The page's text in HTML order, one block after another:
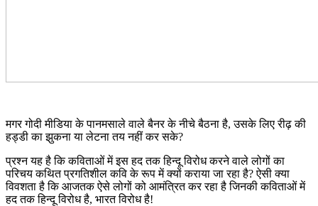
मगर गोदी मीडिया के पानमसाले वाले बैनर के नीचे बैठना है, उसके लिए रीढ़ की
हड्डी का झुकना या लेटना तय नहीं कर सके?
प्रश्न यह है कि कविताओं में इस हद तक हिन्दू विरोध करने वाले लोगों का
परिचय कथित प्रगतिशील कवि के रूप में क्यों कराया जा रहा है? ऐसी क्या
विवशता है कि आजतक ऐसे लोगों को आमंत्रित कर रहा है जिनकी कविताओं में
हद तक हिन्दू विरोध है, भारत विरोध है!